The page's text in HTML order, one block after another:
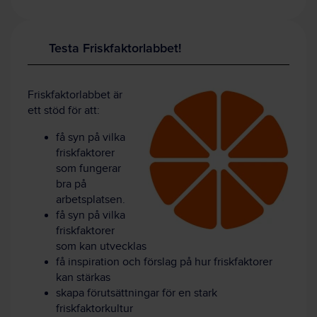
Testa Friskfaktorlabbet!
Friskfaktorlabbet är
ett stöd för att:
få syn på vilka
friskfaktorer
som fungerar
bra på
arbetsplatsen.
få syn på vilka
friskfaktorer
som kan utvecklas
få inspiration och förslag på hur friskfaktorer
kan stärkas
skapa förutsättningar för en stark
friskfaktorkultur